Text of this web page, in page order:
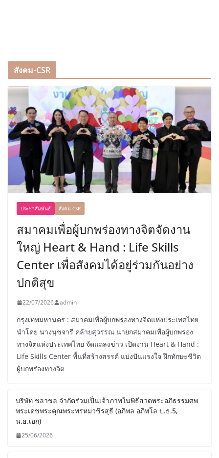
สังคม-CSR
ประชาสัมพันธ์ สังคม-CSR
สมาคมเพื่อผู้บกพร่องทางจิตจัดงาน
ใหญ่ Heart & Hand : Life Skills
Center เพื่อสังคมได้อยู่ร่วมกันอย่าง
ปกติสุข
22/07/2026 admin
กรุงเทพมหานคร : สมาคมเพื่อผู้บกพร่องทางจิตแห่งประเทศไทย
นำโดย นางนุชจารี คล้ายสุวรรณ นายกสมาคมเพื่อผู้บกพร่อง
ทางจิตแห่งประเทศไทย จัดแถลงข่าว เปิดงาน Heart & Hand :
Life Skills Center พื้นที่สร้างสรรค์ แบ่งปันแรงใจ ฝึกทักษะชีวิต
ผู้บกพร่องทางจิต
บริษัท ชลาชล จำกัดร่วมเป็นเจ้าภาพในพิธีสวดพระอภิธรรมศพ
พระเดชพระคุณพระพรหมวชิรสุธี (อภิพล อภิพโล ป.ธ.5,
น.ธ.เอก)
25/06/2026